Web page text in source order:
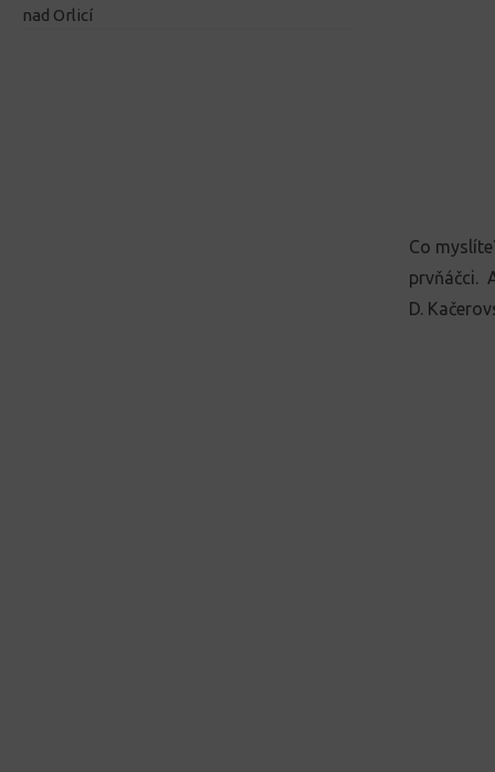
Co
prvňáčci.
D.
nad Orlicí